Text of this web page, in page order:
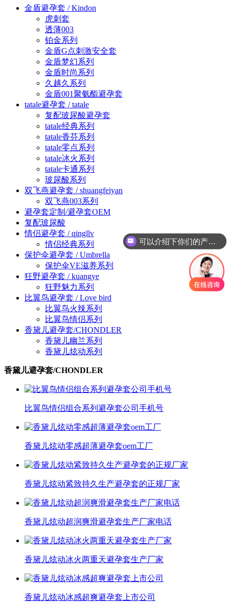
金盾避孕套 / Kindon
虎刺套
透薄003
铂金系列
金盾G点刺激安全套
金盾梦幻系列
金盾时尚系列
久越久系列
金盾001聚氨酯避孕套
tatale避孕套 / tatale
复配玻尿酸避孕套
tatale经典系列
tatale香芬系列
tatale零点系列
tatale冰火系列
tatale卡通系列
玻尿酸系列
双飞燕避孕套 / shuangfeiyan
双飞燕003系列
避孕套定制/避孕套OEM
复配玻尿酸
情侣避孕套 / qingllv
情侣经典系列
保护伞避孕套 / Umbrella
保护伞VE滋养系列
狂野避孕套 / kuangye
狂野魅力系列
比翼鸟避孕套 / Love bird
比翼鸟火辣系列
比翼鸟情侣系列
香黛儿避孕套/CHONDLER
香黛儿幽兰系列
香黛儿炫动系列
香黛儿避孕套/CHONDLER
比翼鸟情侣组合系列避孕套公司手机号
香黛儿炫动零感超薄避孕套oem工厂
香黛儿炫动紧致持久生产避孕套的正规厂家
香黛儿炫动超润爽滑避孕套生产厂家电话
香黛儿炫动冰火两重天避孕套生产厂家
香黛儿炫动冰感超爽避孕套上市公司
可以介绍下你们的产品么？